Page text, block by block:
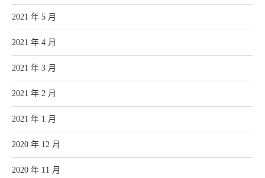
2021 年 5 月
2021 年 4 月
2021 年 3 月
2021 年 2 月
2021 年 1 月
2020 年 12 月
2020 年 11 月